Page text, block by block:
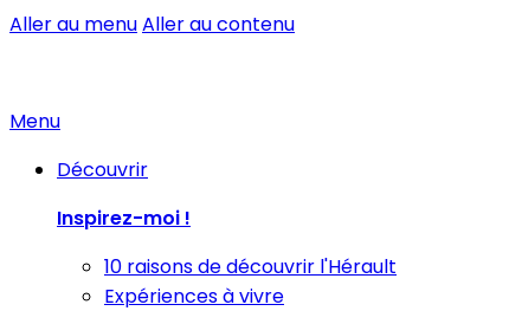
Aller au menuAller au contenu
Menu
Découvrir
Inspirez-moi !
10 raisons de découvrir l'Hérault
Expériences à vivre